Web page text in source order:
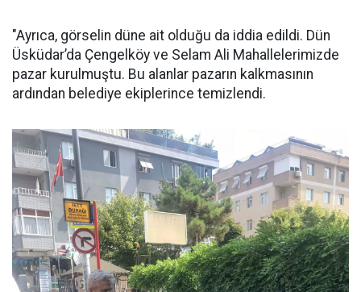
"Ayrıca, görselin düne ait olduğu da iddia edildi. Dün
Üsküdar’da Çengelköy ve Selam Ali Mahallelerimizde
pazar kurulmuştu. Bu alanlar pazarın kalkmasının
ardından belediye ekiplerince temizlendi.